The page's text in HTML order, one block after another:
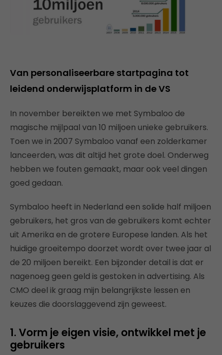
Van personaliseerbare startpagina tot
leidend onderwijsplatform in de VS
In november bereikten we met Symbaloo de
magische mijlpaal van 10 miljoen unieke gebruikers.
Toen we in 2007 Symbaloo vanaf een zolderkamer
lanceerden, was dit altijd het grote doel. Onderweg
hebben we fouten gemaakt, maar ook veel dingen
goed gedaan.
Symbaloo heeft in Nederland een solide half miljoen
gebruikers, het gros van de gebruikers komt echter
uit Amerika en de grotere Europese landen. Als het
huidige groeitempo doorzet wordt over twee jaar al
de 20 miljoen bereikt. Een bijzonder detail is dat er
nagenoeg geen geld is gestoken in advertising. Als
CMO deel ik graag mijn belangrijkste lessen en
keuzes die doorslaggevend zijn geweest.
1. Vorm je eigen visie, ontwikkel met je
gebruikers